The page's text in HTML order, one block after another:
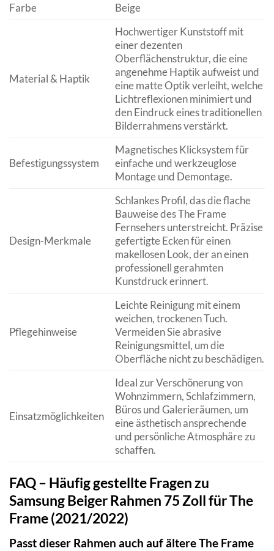
Farbe
Beige
Material & Haptik
Hochwertiger Kunststoff mit
einer dezenten
Oberflächenstruktur, die eine
angenehme Haptik aufweist und
eine matte Optik verleiht, welche
Lichtreflexionen minimiert und
den Eindruck eines traditionellen
Bilderrahmens verstärkt.
Befestigungssystem
Magnetisches Klicksystem für
einfache und werkzeuglose
Montage und Demontage.
Design-Merkmale
Schlankes Profil, das die flache
Bauweise des The Frame
Fernsehers unterstreicht. Präzise
gefertigte Ecken für einen
makellosen Look, der an einen
professionell gerahmten
Kunstdruck erinnert.
Pflegehinweise
Leichte Reinigung mit einem
weichen, trockenen Tuch.
Vermeiden Sie abrasive
Reinigungsmittel, um die
Oberfläche nicht zu beschädigen.
Einsatzmöglichkeiten
Ideal zur Verschönerung von
Wohnzimmern, Schlafzimmern,
Büros und Galerieräumen, um
eine ästhetisch ansprechende
und persönliche Atmosphäre zu
schaffen.
FAQ – Häufig gestellte Fragen zu
Samsung Beiger Rahmen 75 Zoll für The
Frame (2021/2022)
Passt dieser Rahmen auch auf ältere The Frame